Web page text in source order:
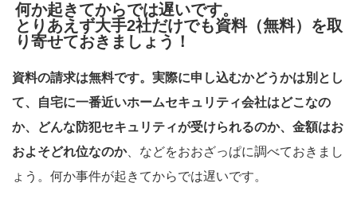
何か起きてからでは遅いです。
とりあえず大手2社だけでも資料（無料）を取
り寄せておきましょう！
資料の請求は無料です。実際に申し込むかどうかは別とし
て、自宅に一番近いホームセキュリティ会社はどこなの
か、どんな防犯セキュリティが受けられるのか、金額はお
およそどれ位なのか、などをおおざっぱに調べておきまし
ょう。何か事件が起きてからでは遅いです。